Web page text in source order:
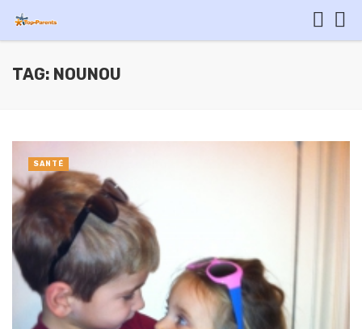
TAG: NOUNOU
SANTÉ